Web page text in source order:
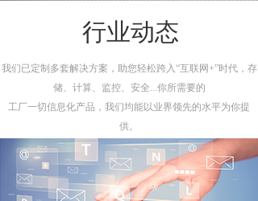
行业动态
我们已定制多套解决方案，助您轻松跨入“互联网+”时代，存
储、计算、监控、安全...你所需要的
工厂一切信息化产品，我们均能以业界领先的水平为你提
供。